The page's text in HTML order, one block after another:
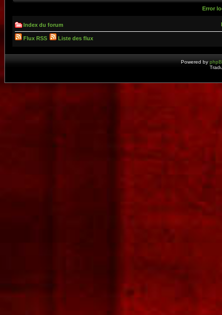
Error
Index du forum
Flux RSS Liste des flux
Powered by